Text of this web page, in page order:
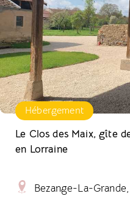
Hébergement
Le Clos des Maix, gîte
en Lorraine
Bezange-La-